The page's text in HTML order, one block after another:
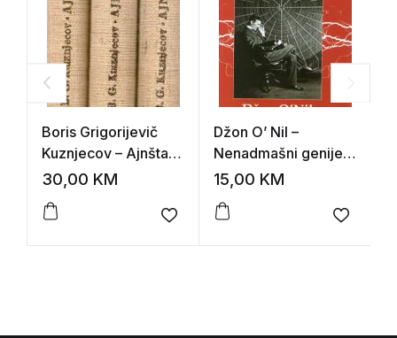
Boris Grigorijevič
Kuznjecov – Ajnštajn
I-III
30,00 KM
Add to wishlist
Džon O’ Nil –
Nenadmašni genije,
život Nikole Tesle
15,00 KM
Add to